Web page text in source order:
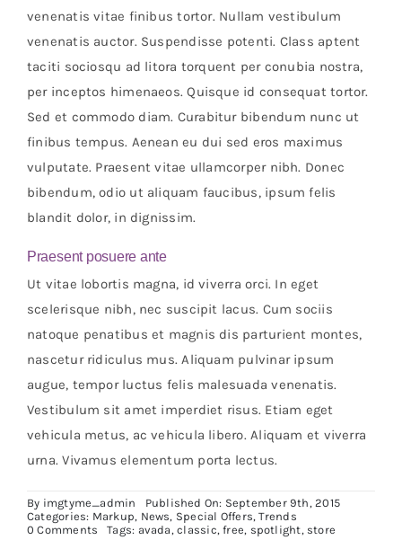
venenatis vitae finibus tortor. Nullam vestibulum
venenatis auctor. Suspendisse potenti. Class aptent
taciti sociosqu ad litora torquent per conubia nostra,
per inceptos himenaeos. Quisque id consequat tortor.
Sed et commodo diam. Curabitur bibendum nunc ut
finibus tempus. Aenean eu dui sed eros maximus
vulputate. Praesent vitae ullamcorper nibh. Donec
bibendum, odio ut aliquam faucibus, ipsum felis
blandit dolor, in dignissim.
Praesent posuere ante
Ut vitae lobortis magna, id viverra orci. In eget
scelerisque nibh, nec suscipit lacus. Cum sociis
natoque penatibus et magnis dis parturient montes,
nascetur ridiculus mus. Aliquam pulvinar ipsum
augue, tempor luctus felis malesuada venenatis.
Vestibulum sit amet imperdiet risus. Etiam eget
vehicula metus, ac vehicula libero. Aliquam et viverra
urna. Vivamus elementum porta lectus.
By imgtyme_admin
Published On: September 9th, 2015
Categories: Markup, News, Special Offers,Trends
0 Comments onTags: avada ,classic,free, spotlight, store